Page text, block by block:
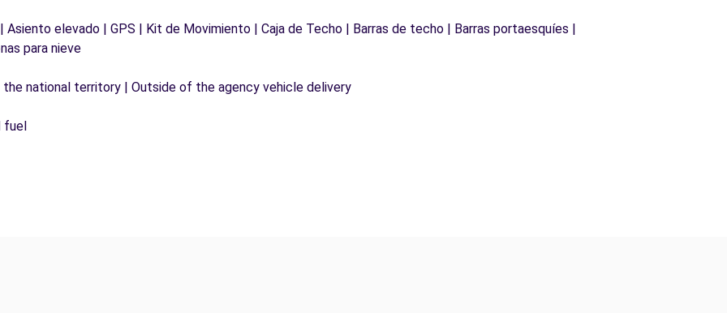
elevado | GPS | Kit de Movimiento | Caja de Techo | Barras de techo | Barras portaesquíes |
para nieve
national territory | Outside of the agency vehicle delivery
fuel